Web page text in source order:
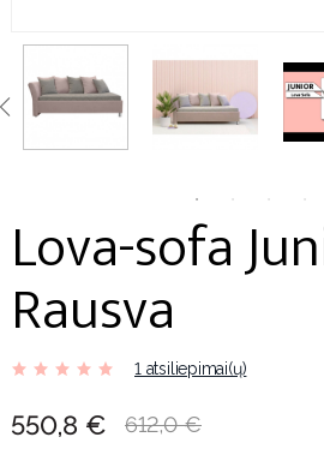
Lova-sofa
Rausva
1 atsiliepimai(ų)
550,8 € 612,0 €